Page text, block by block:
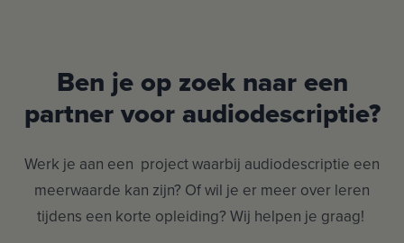
Ben je op zoek naar een
partner voor audiodescriptie?
Werk je aan een project waarbij audiodescriptie een
meerwaarde kan zijn? Of wil je er meer over leren
tijdens een korte opleiding? Wij helpen je graag!